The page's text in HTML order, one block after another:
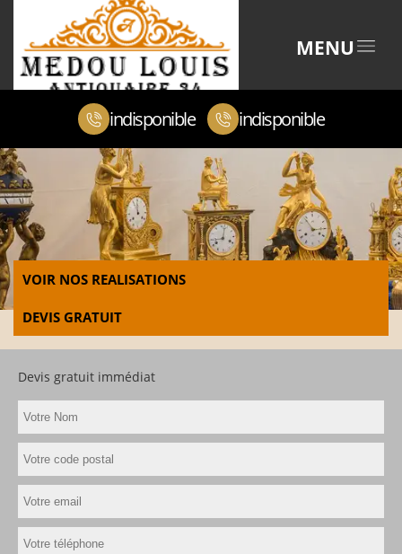
MENU
indisponible indisponible
VOIR NOS REALISATIONS
DEVIS GRATUIT
Devis gratuit immédiat